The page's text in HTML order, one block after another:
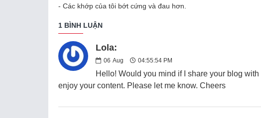
- Các khớp của tôi bớt cứng và đau hơn.
1 BÌNH LUẬN
Lola:
06 Aug 04:55:54 PM
Hello! Would you mind if I share your blog
enjoy your content. Please let me know. Cheers